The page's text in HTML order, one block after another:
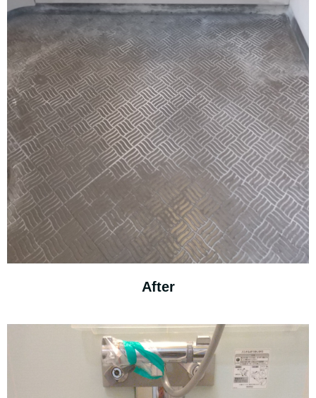
After